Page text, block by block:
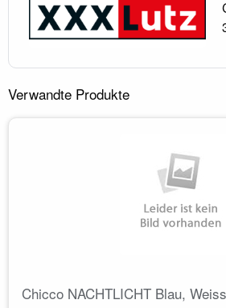
Verwandte Produkte
Chicco NACHTLICHT Blau, Weiss